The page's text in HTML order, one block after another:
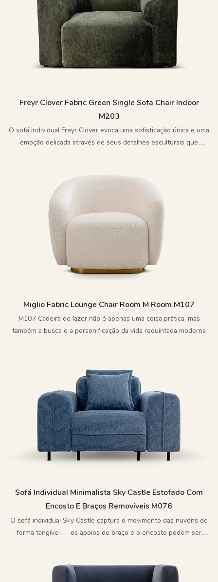
Freyr Clover Fabric Green Single Sofa Chair Indoor
M203
O sofá individual Freyr Clover evoca uma sofisticação única e uma
emoção delicada através de seus detalhes esculturais que
Miglio Fabric Lounge Chair Room M Room M107
M107 Cadeira de lazer não é apenas uma coisa prática, mas
também a busca e a personificação da vida requintada moderna
Sofá Individual Minimalista Sky Castle Estofado Com
Encosto E Braços Removíveis M076
O sofá individual Sky Castle captura o movimento das nuvens de
forma tangível — os apoios de braço e o encosto podem ser